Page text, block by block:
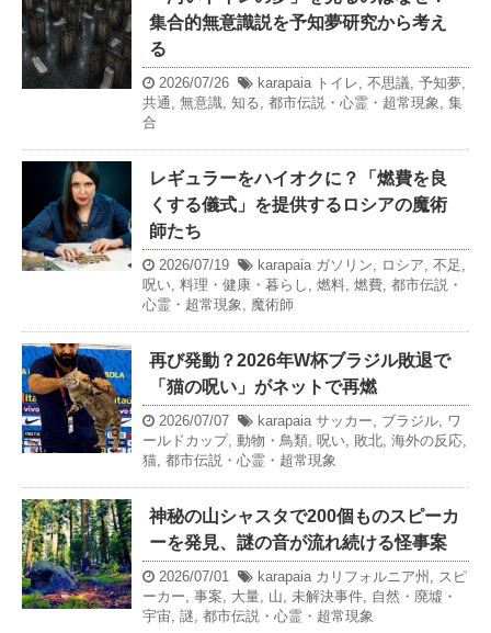
集合的無意識説を予知夢研究から考え
る
2026/07/26 karapaia トイレ, 不思議, 予知夢,
共通, 無意識, 知る, 都市伝説・心霊・超常現象, 集
合
レギュラーをハイオクに？「燃費を良
くする儀式」を提供するロシアの魔術
師たち
2026/07/19 karapaia ガソリン, ロシア, 不足 ,
呪い, 料理・健康・暮らし , 燃料, 燃費, 都市伝説・
心霊・超常現象, 魔術師
再び発動？2026年W杯ブラジル敗退で
「猫の呪い」がネットで再燃
2026/07/07 karapaia サッカー, ブラジル, ワ
ールドカップ, 動物・鳥類, 呪い, 敗北, 海外の反応,
猫, 都市伝説・心霊・超常現象
神秘の山シャスタで200個ものスピーカ
ーを発見、謎の音が流れ続ける怪事案
2026/07/01 karapaia カリフォルニア州 , スピ
ーカー, 事案, 大量, 山, 未解決事件, 自然・廃墟・
宇宙, 謎, 都市伝説・心霊・超常現象